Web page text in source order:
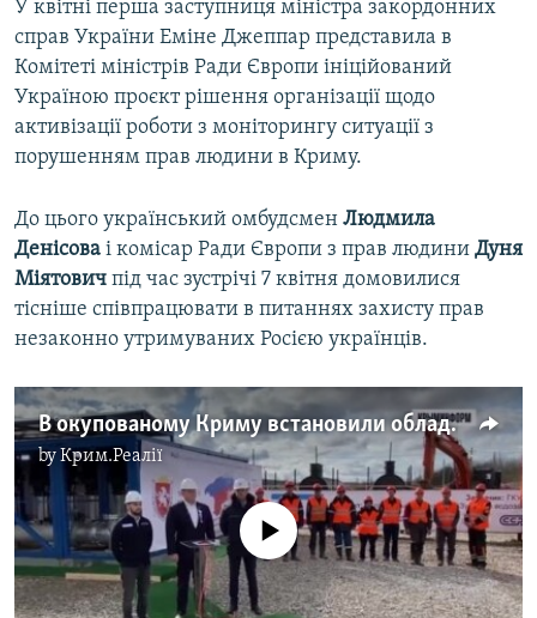
У квітні перша заступниця міністра закордонних
справ України Еміне Джеппар представила в
Комітеті міністрів Ради Європи ініційований
Україною проєкт рішення організації щодо
активізації роботи з моніторингу ситуації з
порушенням прав людини в Криму.
До цього український омбудсмен Людмила
Денісова і комісар Ради Європи з прав людини Дуня
Міятович під час зустрічі 7 квітня домовилися
тісніше співпрацювати в питаннях захисту прав
незаконно утримуваних Росією українців.
В окупованому Криму встановили обладнання з ЄС в обхід санкцій – відео
byКрим.Реалії
No media source currently available